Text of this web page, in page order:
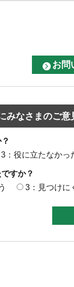
みなさまのご
3：役に立たなかっ
すか？
3：見つけに